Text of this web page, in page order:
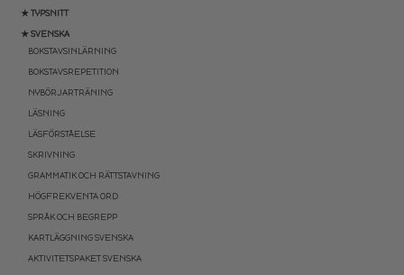
★ TYPSNITT
★ SVENSKA
BOKSTAVSINLÄRNING
BOKSTAVSREPETITION
NYBÖRJARTRÄNING
LÄSNING
LÄSFÖRSTÅELSE
SKRIVNING
GRAMMATIK OCH RÄTTSTAVNING
HÖGFREKVENTA ORD
SPRÅK OCH BEGREPP
KARTLÄGGNING SVENSKA
AKTIVITETSPAKET SVENSKA